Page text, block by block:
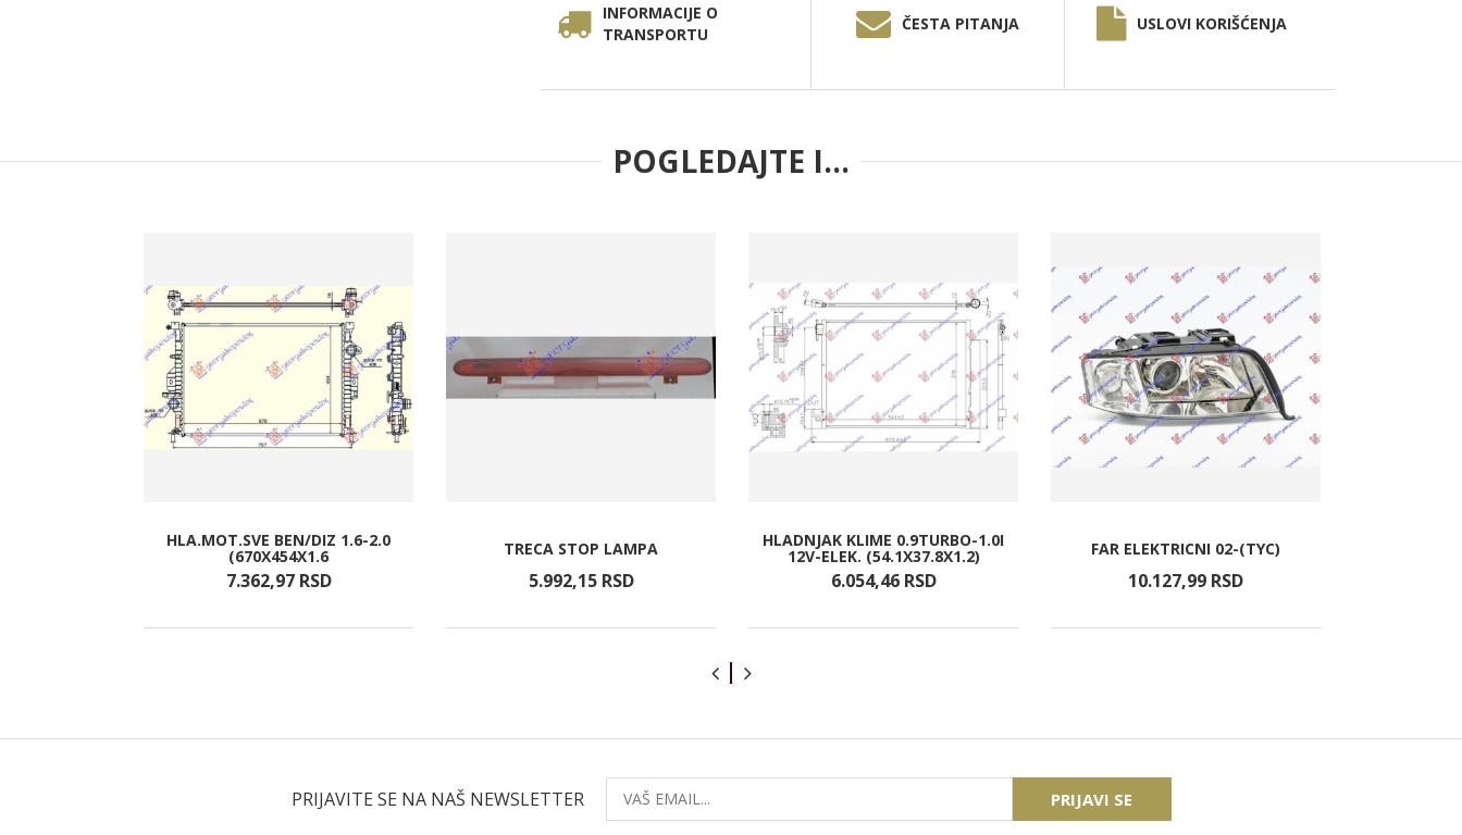
INFORMACIJE O
TRANSPORTU
ČESTA PITANJA USLOVI KORIŠĆENJA
POGLEDAJTE I...
HLA.MOT.SVE BEN/DIZ 1.6-2.0
(670X454X1.6
7.362,97 RSD
TRECA STOP LAMPA
5.992,15 RSD
HLADNJAK KLIME 0.9TURBO-1.0I
12V-ELEK. (54.1X37.8X1.2)
6.054,46 RSD
FAR ELEKTRICNI 02-(TYC)
10.127,99 RSD
PRIJAVITE SE NA NAŠ NEWSLETTER PRIJAVI SE